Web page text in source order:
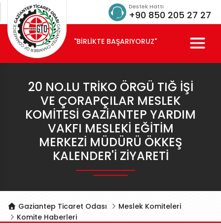
Destek Hattı
+90 850 205 27 27
"BİRLİKTE BAŞARIYORUZ"
20 NO.LU TRIKO ÖRGÜ TIĞ İŞI
VE ÇORAPÇILAR MESLEK
KOMITESI GAZIANTEP YARDIM
VAKFI MESLEKI EĞITIM
MERKEZI MÜDÜRÜ ÖKKEŞ
KALENDER'I ZIYARETI
Gaziantep Ticaret Odası
Meslek Komiteleri
Komite Haberleri